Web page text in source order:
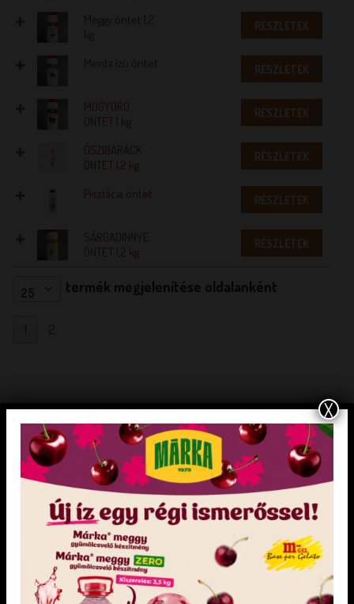
Meggy öntet 1,2
kg
RÉSZLETEK
Menta ízű öntet RÉSZLETEK
MOGYORÓ
ÖNTET 1 kg
RÉSZLETEK
ŐSZIBARACK
ÖNTET 1,2 kg
RÉSZLETEK
Pisztácia öntet RÉSZLETEK
SÁRGADINNYE
ÖNTET 1,2 kg
RÉSZLETEK
termék megjelenítése oldalanként
2
LEGÚJABB TERMÉKEK
Pirosalma gyümölcsvelő készítmény 3,5 kg
„Mentes” semleges alap hozzáadott cukor nélkül
X